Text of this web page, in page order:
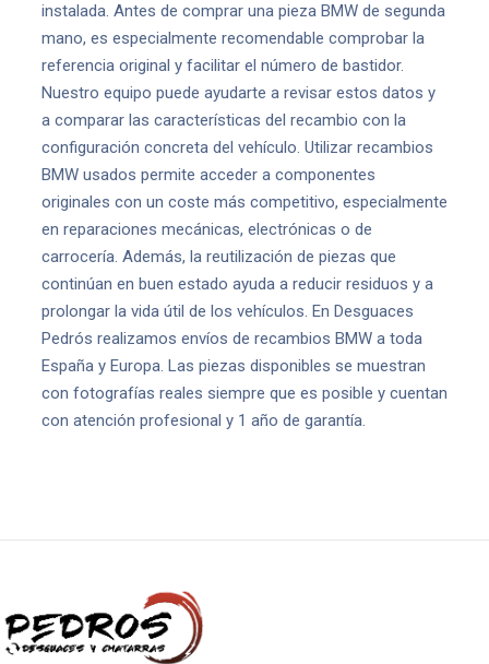
instalada. Antes de comprar una pieza BMW de segunda
mano, es especialmente recomendable comprobar la
referencia original y facilitar el número de bastidor.
Nuestro equipo puede ayudarte a revisar estos datos y
a comparar las características del recambio con la
configuración concreta del vehículo. Utilizar recambios
BMW usados permite acceder a componentes
originales con un coste más competitivo, especialmente
en reparaciones mecánicas, electrónicas o de
carrocería. Además, la reutilización de piezas que
continúan en buen estado ayuda a reducir residuos y a
prolongar la vida útil de los vehículos. En Desguaces
Pedrós realizamos envíos de recambios BMW a toda
España y Europa. Las piezas disponibles se muestran
con fotografías reales siempre que es posible y cuentan
con atención profesional y 1 año de garantía.